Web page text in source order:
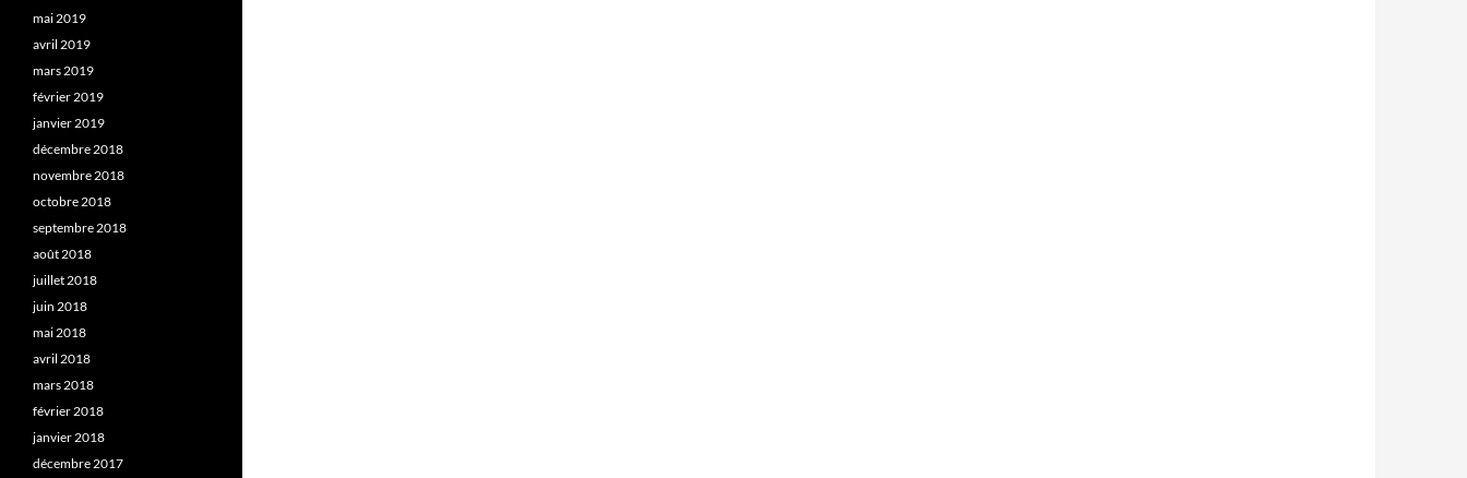
mai 2019
avril 2019
mars 2019
février 2019
janvier 2019
décembre 2018
novembre 2018
octobre 2018
septembre 2018
août 2018
juillet 2018
juin 2018
mai 2018
avril 2018
mars 2018
février 2018
janvier 2018
décembre 2017